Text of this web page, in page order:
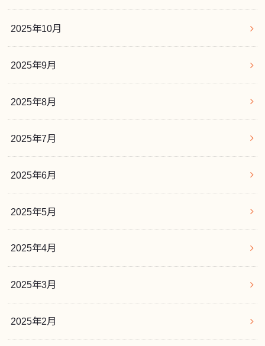
2025年10月
2025年9月
2025年8月
2025年7月
2025年6月
2025年5月
2025年4月
2025年3月
2025年2月